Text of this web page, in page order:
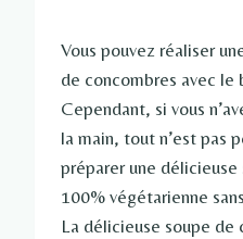
Vous pouvez réaliser
de concombres avec le
Cependant, si vous
la main, tout n’est pas
préparer une
100% végétarienne
La délicieuse soupe